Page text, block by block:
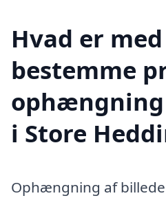
Hvad er
bestemme
i Store
Ophængning af